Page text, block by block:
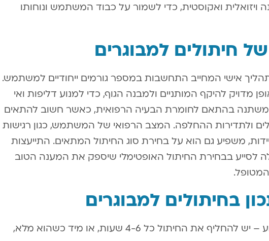
ויזואלית ואקוסטית, כדי לשמור על כבוד המשתמש ונוחותו
חיתולים למבוגרים
אישי המחייב התחשבות במספר גורמים ייחודיים למשתמש.
מדויק להיקף המותניים ולמבנה הגוף, כדי למנוע דליפות ואי
משתנה בהתאם לחומרת הבעיה הרפואית, כאשר חשוב להתאים
ולתדירות ההחלפה. המצב הרפואי של המשתמש, כגון רגישות
משפיע גם הוא על בחירת סוג החיתול המתאים. התייעצות
לסייע בבחירת החיתול האופטימלי שיספק את המענה הטוב
בחיתולים למבוגרים
החלפת חיתול באופן קבוע – יש להחליף את החיתול כל 4-6 שעות, או מיד כשהוא מלא,